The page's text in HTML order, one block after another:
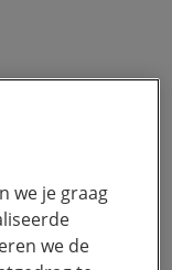
we je graag
we de